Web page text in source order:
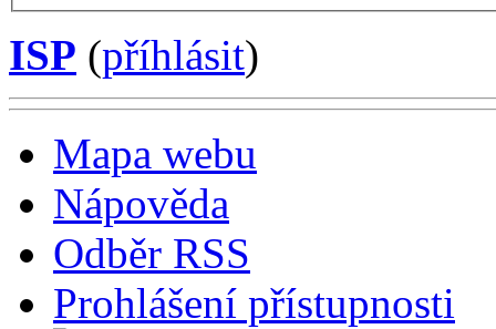
ISP (příhlásit)
Mapa webu
Nápověda
Odběr RSS
Prohlášení přístupnosti